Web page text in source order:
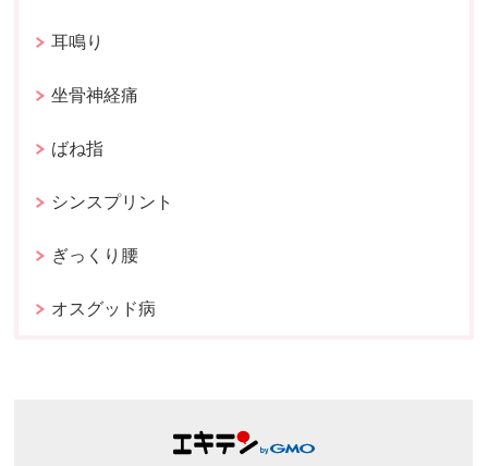
耳鳴り
坐骨神経痛
ばね指
シンスプリント
ぎっくり腰
オスグッド病